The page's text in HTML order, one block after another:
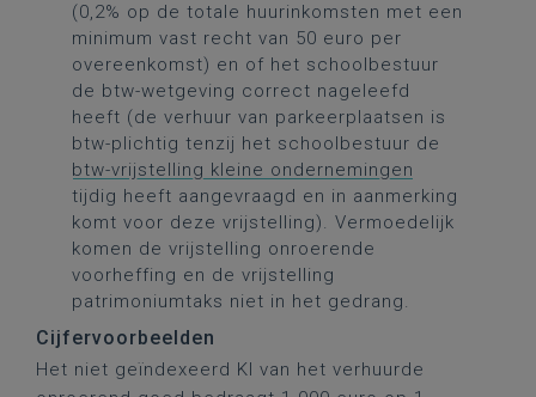
(0,2% op de totale huurinkomsten met een
minimum vast recht van 50 euro per
overeenkomst) en of het schoolbestuur
de btw-wetgeving correct nageleefd
heeft (de verhuur van parkeerplaatsen is
btw-plichtig tenzij het schoolbestuur de
btw-vrijstelling kleine ondernemingen
tijdig heeft aangevraagd en in aanmerking
komt voor deze vrijstelling). Vermoedelijk
komen de vrijstelling onroerende
voorheffing en de vrijstelling
patrimoniumtaks niet in het gedrang.
Cijfervoorbeelden
Het niet geïndexeerd KI van het verhuurde